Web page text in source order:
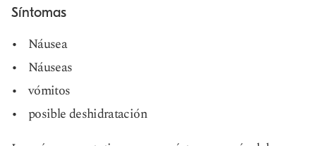
Síntomas
Náusea
Náuseas
vómitos
posible deshidratación